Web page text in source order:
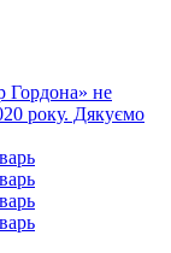
Гордона» не
року. Дякуємо